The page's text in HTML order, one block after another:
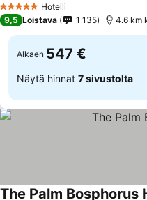
5 Tähtiluokitus
Hotelli
9,5 Loistava 1 135 4.6 km
Alkaen 547 €
Näytä hinnat 7 sivustolta
The Palm Bosphorus